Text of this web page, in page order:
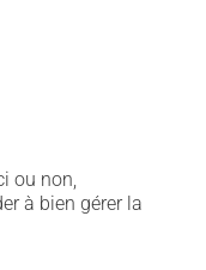
ou non,
à bien gérer la